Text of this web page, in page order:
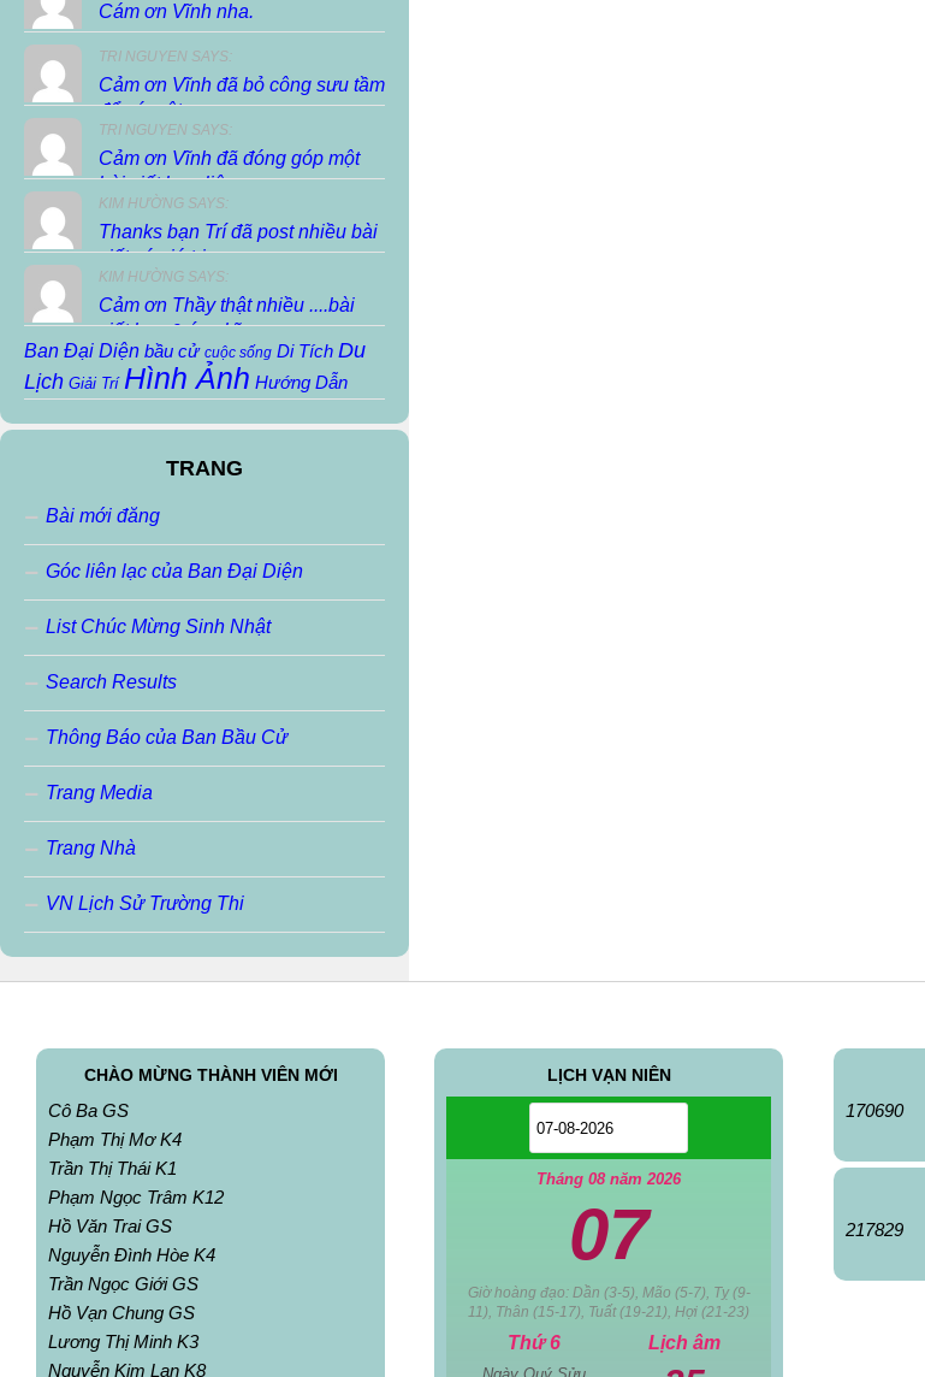
Cám ơn Vĩnh nha.
TRI NGUYEN SAYS:
Cảm ơn Vĩnh đã bỏ công sưu tầm
để có một...
TRI NGUYEN SAYS:
Cảm ơn Vĩnh đã đóng góp một
bài viết hay, liên...
KIM HƯỜNG SAYS:
Thanks bạn Trí đã post nhiều bài
viết có giá trị...
KIM HƯỜNG SAYS:
Cảm ơn Thầy thật nhiều ....bài
viết hay & ý nghĩa...
Ban Đại Diện bầu cử cuộc sống Di Tích Du
Lịch Giải Trí Hình Ảnh Hướng Dẫn
Khoa Học
Kiến Thức
Lịch
Người Nổi Tiếng
Nhạc THTĐ Phiếm
Thơ Haiku Thơ ráp Thơ Sáng Tác
Tran Ngoc Anh Videos VoChieu
TRANG
Bài mới đăng
Góc liên lạc của Ban Đại Diện
List Chúc Mừng Sinh Nhật
Search Results
Thông Báo của Ban Bầu Cử
Trang Media
Trang Nhà
VN Lịch Sử Trường Thi
CHÀO MỪNG THÀNH VIÊN MỚI
Cô Ba GS
Phạm Thị Mơ K4
Trần Thị Thái K1
Phạm Ngọc Trâm K12
Hồ Văn Trai GS
Nguyễn Đình Hòe K4
Trần Ngọc Giới GS
Hồ Vạn Chung GS
Lương Thị Minh K3
Nguyễn Kim Lan K8
LỊCH VẠN NIÊN
Tháng 08 năm 2026
07
Giờ hoàng đạo: Dần (3-5), Mão (5-7), Tỵ (9-
11), Thân (15-17), Tuất (19-21), Hợi (21-23)
Thứ 6 Lịch âm
170690
217829